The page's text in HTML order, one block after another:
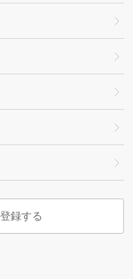
録する